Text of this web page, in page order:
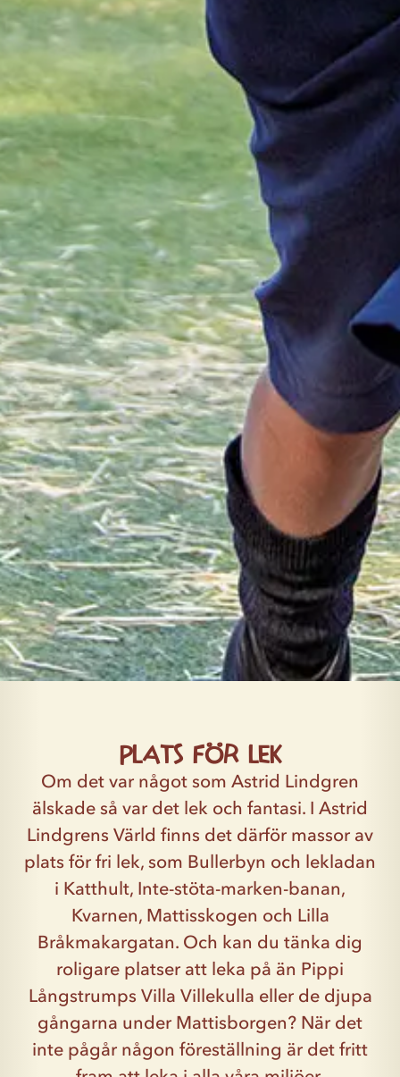
Plats för lek
Om det var något som Astrid Lindgren
älskade så var det lek och fantasi. I Astrid
Lindgrens Värld finns det därför massor av
plats för fri lek, som Bullerbyn och lekladan
i Katthult, Inte-stöta-marken-banan,
Kvarnen, Mattisskogen och Lilla
Bråkmakargatan. Och kan du tänka dig
roligare platser att leka på än Pippi
Långstrumps Villa Villekulla eller de djupa
gångarna under Mattisborgen? När det
inte pågår någon föreställning är det fritt